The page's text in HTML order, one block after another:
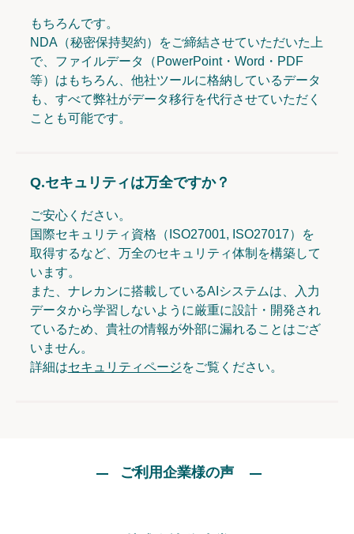
もちろんです。
NDA（秘密保持契約）をご締結させていただいた上
で、ファイルデータ（PowerPoint・Word・PDF
等）はもちろん、他社ツールに格納しているデータ
も、すべて弊社がデータ移行を代行させていただく
ことも可能です。
Q.セキュリティは万全ですか？
ご安心ください。
国際セキュリティ資格（ISO27001, ISO27017）を
取得するなど、万全のセキュリティ体制を構築して
います。
また、ナレカンに搭載しているAIシステムは、入力
データから学習しないように厳重に設計・開発され
ているため、貴社の情報が外部に漏れることはござ
いません。
詳細はセキュリティページをご覧ください。
ご利用企業様の声